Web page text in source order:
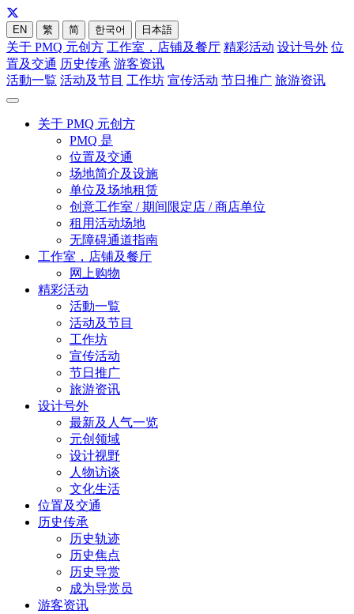
EN 繁 简 한국어 日本語
关于 PMQ 元创方 工作室，店铺及餐厅 精彩活动 设计号外 位
置及交通 历史传承 游客资讯
活動一覧 活动及节目 工作坊 宣传活动 节日推广 旅游资讯
关于 PMQ 元创方
PMQ 是
位置及交通
场地简介及设施
单位及场地租赁
创意工作室 / 期间限定店 / 商店单位
租用活动场地
无障碍通道指南
工作室，店铺及餐厅
网上购物
精彩活动
活動一覧
活动及节目
工作坊
宣传活动
节日推广
旅游资讯
设计号外
最新及人气一览
元创领域
设计视野
人物访谈
文化生活
位置及交通
历史传承
历史轨迹
历史焦点
历史导赏
成为导赏员
游客资讯